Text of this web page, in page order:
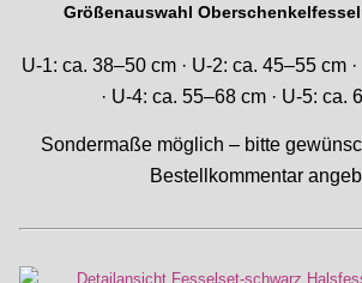
Größenauswahl
U-1: ca. 38–50 cm · U-2: ca. 45–55 cm
· U-4: ca. 55–68 cm · U-5: ca.
Sondermaße möglich – bitte
Bestellkommentar